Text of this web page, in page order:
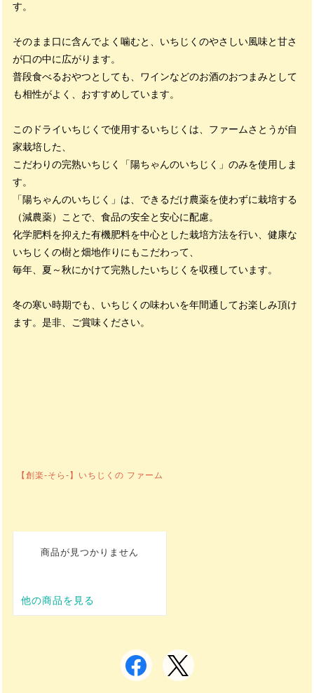
す。
そのまま口に含んでよく噛むと、いちじくのやさしい風味と甘さ
が口の中に広がります。
普段食べるおやつとしても、ワインなどのお酒のおつまみとして
も相性がよく、おすすめしています。
このドライいちじくで使用するいちじくは、ファームさとうが自
家栽培した、
こだわりの完熟いちじく「陽ちゃんのいちじく」のみを使用しま
す。
「陽ちゃんのいちじく」は、できるだけ農薬を使わずに栽培する
（減農薬）ことで、食品の安全と安心に配慮。
化学肥料を抑えた有機肥料を中心とした栽培方法を行い、健康な
いちじくの樹と畑地作りにもこだわって、
毎年、夏～秋にかけて完熟したいちじくを収穫しています。
冬の寒い時期でも、いちじくの味わいを年間通してお楽しみ頂け
ます。是非、ご賞味ください。